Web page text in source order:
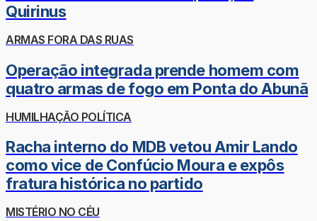
Quirinus
ARMAS FORA DAS RUAS
Operação integrada prende homem com
quatro armas de fogo em Ponta do Abunã
HUMILHAÇÃO POLÍTICA
Racha interno do MDB vetou Amir Lando
como vice de Confúcio Moura e expôs
fratura histórica no partido
MISTÉRIO NO CÉU